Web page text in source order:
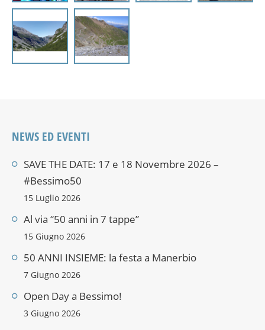
NEWS ED EVENTI
SAVE THE DATE: 17 e 18 Novembre 2026 –
#Bessimo50
15 Luglio 2026
Al via “50 anni in 7 tappe”
15 Giugno 2026
50 ANNI INSIEME: la festa a Manerbio
7 Giugno 2026
Open Day a Bessimo!
3 Giugno 2026